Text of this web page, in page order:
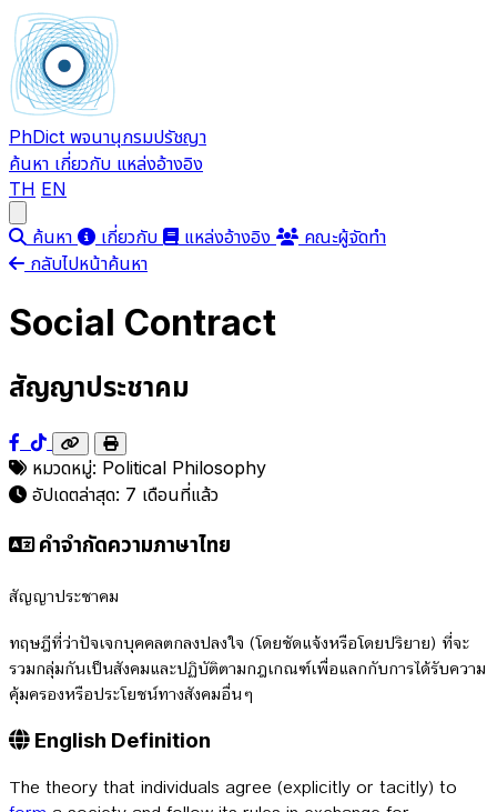
PhDict พจนานุกรมปรัชญา
ค้นหา เกี่ยวกับ แหล่งอ้างอิง
TH EN
ค้นหา เกี่ยวกับ แหล่งอ้างอิง
คณะผู้จัดทำ
กลับไปหน้าค้นหา
Social Contract
สัญญาประชาคม
หมวดหมู่: Political Philosophy
อัปเดตล่าสุด: 7 เดือนที่แล้ว
คำจำกัดความภาษาไทย
สัญญาประชาคม
ทฤษฎีที่ว่าปัจเจกบุคคลตกลงปลงใจ (โดยชัดแจ้งหรือโดยปริยาย) ที่จะ
รวมกลุ่มกันเป็นสังคมและปฏิบัติตามกฎเกณฑ์เพื่อแลกกับการได้รับความ
คุ้มครองหรือประโยชน์ทางสังคมอื่นๆ
English Definition
The theory that individuals agree (explicitly or tacitly) to